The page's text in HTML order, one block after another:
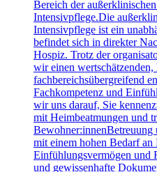
Bereich der
Intensivpflege.Die
Intensivpflege ist ein
befindet sich in direkter
Hospiz. Trotz der
wir einen
fachbereichsübergreifend
Fachkompetenz und
wir uns darauf, Sie
mit Heimbeatmungen und
mit einem hohen Bedarf
Einfühlungsvermögen und
und gewissenhafte